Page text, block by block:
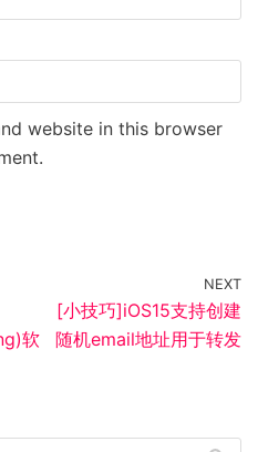
website in this browser
软
NEXT
[小技巧]iOS15支持创建
随机email地址用于转发